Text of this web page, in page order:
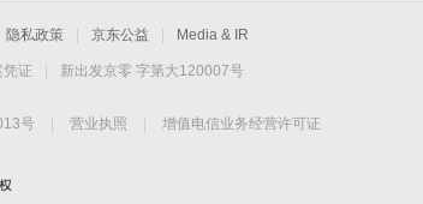
隐私政策 京东公益 Media & IR
证
新出发京零 字第大120007号
号 营业执照
增值电信业务经营许可证